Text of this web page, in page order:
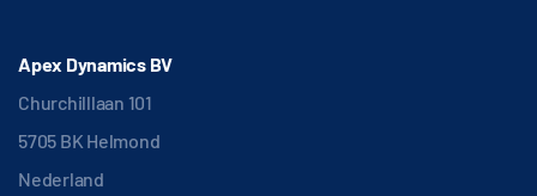
Apex Dynamics BV
Churchilllaan 101
5705 BK Helmond
Nederland